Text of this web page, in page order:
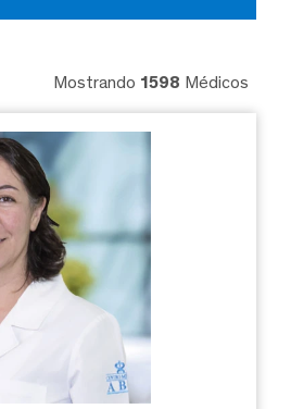
Mostrando 1598 Médicos